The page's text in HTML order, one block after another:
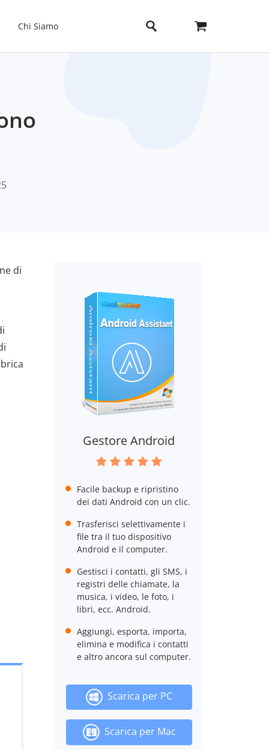
Chi Siamo
di
Gestore Android
Facile backup e ripristino
dei dati Android con un clic.
Trasferisci selettivamente i
file tra il tuo dispositivo
Android e il computer.
Gestisci i contatti, gli SMS, i
registri delle chiamate, la
musica, i video, le foto, i
libri, ecc. Android.
Aggiungi, esporta, importa,
elimina e modifica i contatti
e altro ancora sul computer.
Scarica per PC
Scarica per Mac